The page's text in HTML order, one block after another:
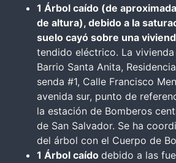
1 Árbol caído (de
de altura), debido a la
suelo cayó sobre una
tendido eléctrico. La
Barrio Santa Anita,
senda #1, Calle Francisco
avenida sur, punto de
la estación de Bomberos
de San Salvador. Se ha
del árbol con el Cuerpo de
1 Árbol caído debido a las